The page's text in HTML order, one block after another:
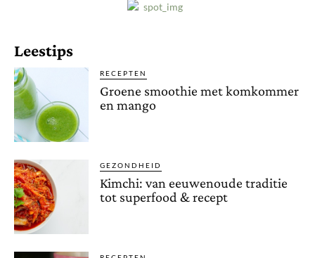
Leestips
RECEPTEN
Groene smoothie met komkommer
en mango
GEZONDHEID
Kimchi: van eeuwenoude traditie
tot superfood & recept